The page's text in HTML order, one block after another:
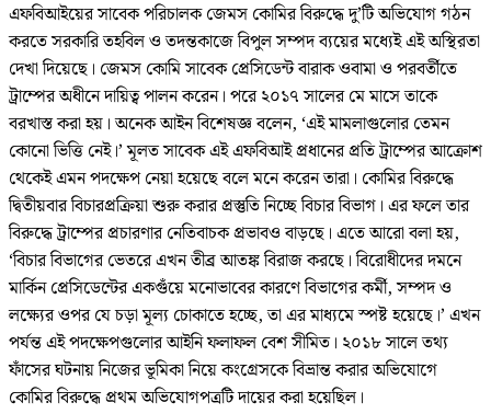
এফবিআইয়ের সাবেক পরিচালক জেমস কোমির বিরুদ্ধে দু’টি অভিযোগ গঠন
করতে সরকারি তহবিল ও তদন্তকাজে বিপুল সম্পদ ব্যয়ের মধ্যেই এই অস্থিরতা
দেখা দিয়েছে। জেমস কোমি সাবেক প্রেসিডেন্ট বারাক ওবামা ও পরবর্তীতে
ট্রাম্পের অধীনে দায়িত্ব পালন করেন। পরে ২০১৭ সালের মে মাসে তাকে
বরখাস্ত করা হয়। অনেক আইন বিশেষজ্ঞ বলেন, ‘এই মামলাগুলোর তেমন
কোনো ভিত্তি নেই।’ মূলত সাবেক এই এফবিআই প্রধানের প্রতি ট্রাম্পের আক্রোশ
থেকেই এমন পদক্ষেপ নেয়া হয়েছে বলে মনে করেন তারা। কোমির বিরুদ্ধে
দ্বিতীয়বার বিচারপ্রক্রিয়া শুরু করার প্রস্তুতি নিচ্ছে বিচার বিভাগ। এর ফলে তার
বিরুদ্ধে ট্রাম্পের প্রচারণার নেতিবাচক প্রভাবও বাড়ছে। এতে আরো বলা হয়,
‘বিচার বিভাগের ভেতরে এখন তীব্র আতঙ্ক বিরাজ করছে। বিরোধীদের দমনে
মার্কিন প্রেসিডেন্টের একগুঁয়ে মনোভাবের কারণে বিভাগের কর্মী, সম্পদ ও
লক্ষ্যের ওপর যে চড়া মূল্য চোকাতে হচ্ছে, তা এর মাধ্যমে স্পষ্ট হয়েছে।’ এখন
পর্যন্ত এই পদক্ষেপগুলোর আইনি ফলাফল বেশ সীমিত। ২০১৮ সালে তথ্য
ফাঁসের ঘটনায় নিজের ভূমিকা নিয়ে কংগ্রেসকে বিভ্রান্ত করার অভিযোগে
কোমির বিরুদ্ধে প্রথম অভিযোগপত্রটি দায়ের করা হয়েছিল।